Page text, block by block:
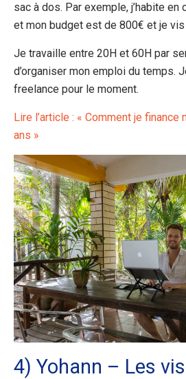
sac à dos. Par exemple, j’habite en
et mon budget est de 800€ et je
Je travaille entre 20H et 60H par
d’organiser mon emploi du temps.
freelance pour le moment.
Lire l’article : « Comment je
ans »
4) Yohann – Les